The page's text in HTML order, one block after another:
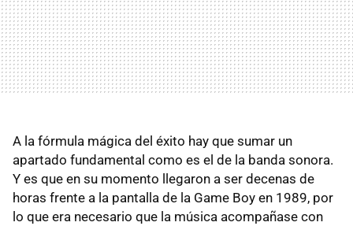
A la fórmula mágica del éxito hay que sumar un
apartado fundamental como es el de la banda sonora.
Y es que en su momento llegaron a ser decenas de
horas frente a la pantalla de la Game Boy en 1989, por
lo que era necesario que la música acompañase con